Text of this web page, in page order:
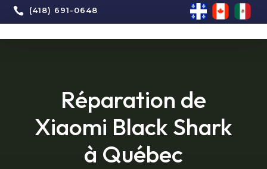
 (418) 691-0648
Réparation de
Xiaomi Black Shark
à Québec